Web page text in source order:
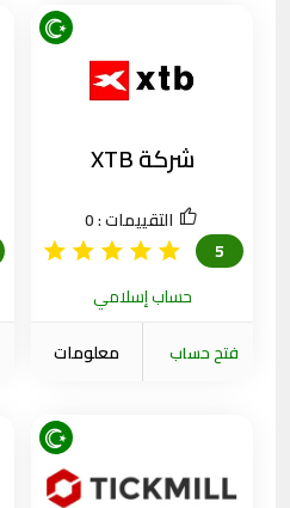
شركة XTB
التقييمات :0
5
حساب إسلامي
فتح حساب
معلومات